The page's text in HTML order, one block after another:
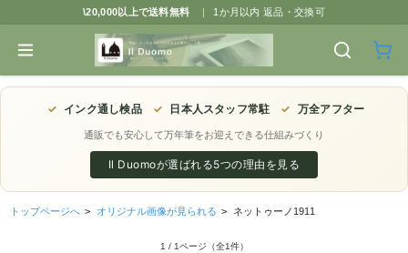
\20,000以上で送料無料 | 1か月以内 返品・交換可
✓ インク通し検品 ✓ 日本人スタッフ常駐 ✓ 万全アフター
通販でも安心して万年筆をお迎えできる仕組みづくり
Il Duomoが選ばれる5つの理由を見る
トップページへ > オリジナル画像が見られる > ネットゥーノ1911
1 / 1ページ （全1件）